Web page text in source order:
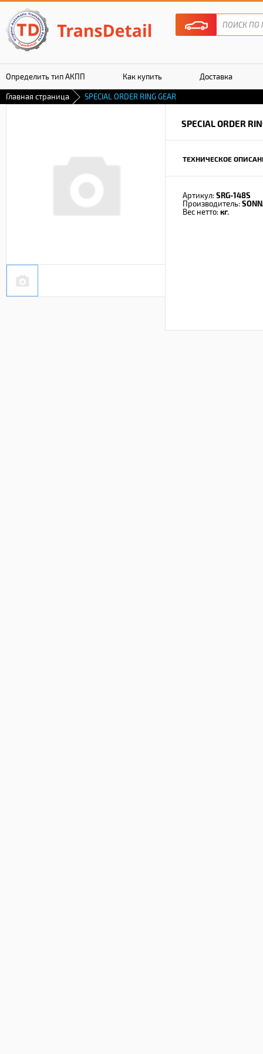
Определить тип АКПП Как купить Доставка
Гарантия
Главная страница SPECIAL ORDER RING GEAR
SPECIAL ORDER
ТЕХНИЧЕСКОЕ
Артикул: SRG-148S
Производитель:
Вес нетто: кг.